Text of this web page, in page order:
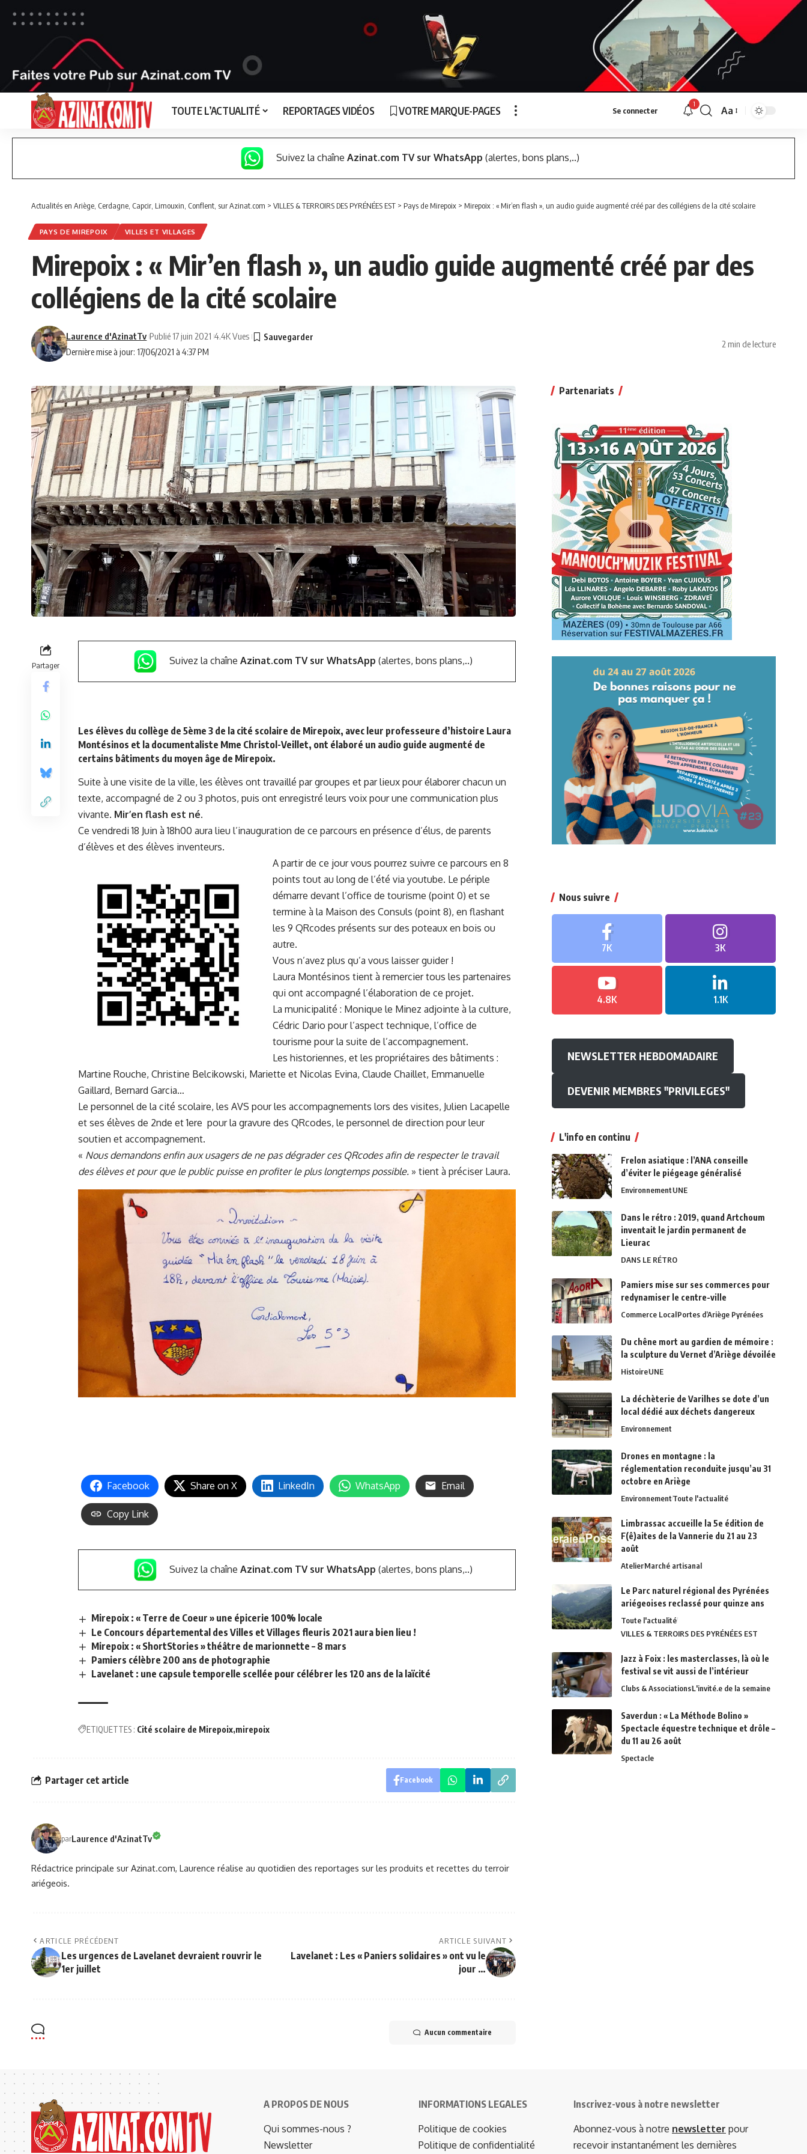
TOUTE L’ACTUALITÉ REPORTAGES VIDÉOS VOTRE MARQUE-PAGES Se connecter
1
Font
Aa
Suivez la chaîne Azinat.com TV sur WhatsApp (alertes, bons plans,..)
Actualités en Ariège, Cerdagne, Capcir, Limouxin, Conflent, sur Azinat.com > VILLES & TERROIRS DES PYRÉNÉES EST > Pays de Mirepoix > Mirepoix : « Mir’en flash », un audio guide augmenté créé par des collégiens de la cité scolaire
PAYS DE MIREPOIX VILLES ET VILLAGES
Mirepoix : « Mir’en flash », un audio guide augmenté créé par des
collégiens de la cité scolaire
Dernière mise à jour: 17/06/2021 à 4:37 PM
Laurence d'AzinatTv Publié 17 juin 2021 4.4K Vues
2 min de lecture
Partager Suivez la chaîne Azinat.com TV sur WhatsApp (alertes, bons plans,..)
Les élèves du collège de 5ème 3 de la cité scolaire de Mirepoix, avec leur professeure d’histoire Laura
Montésinos et la documentaliste Mme Christol-Veillet, ont élaboré un audio guide augmenté de
certains bâtiments du moyen âge de Mirepoix.
Suite à une visite de la ville, les élèves ont travaillé par groupes et par lieux pour élaborer chacun un
texte, accompagné de 2 ou 3 photos, puis ont enregistré leurs voix pour une communication plus
vivante. Mir’en flash est né.
Ce vendredi 18 Juin à 18h00 aura lieu l’inauguration de ce parcours en présence d’élus, de parents
d’élèves et des élèves inventeurs.
A partir de ce jour vous pourrez suivre ce parcours en 8
points tout au long de l’été via youtube. Le périple
démarre devant l’office de tourisme (point 0) et se
termine à la Maison des Consuls (point 8), en flashant
les 9 QRcodes présents sur des poteaux en bois ou
autre.
Vous n’avez plus qu’a vous laisser guider !
Laura Montésinos tient à remercier tous les partenaires
qui ont accompagné l’élaboration de ce projet.
La municipalité : Monique le Minez adjointe à la culture,
Cédric Dario pour l’aspect technique, l’office de
tourisme pour la suite de l’accompagnement.
Les historiennes, et les propriétaires des bâtiments :
Martine Rouche, Christine Belcikowski, Mariette et Nicolas Evina, Claude Chaillet, Emmanuelle
Gaillard, Bernard Garcia…
Le personnel de la cité scolaire, les AVS pour les accompagnements lors des visites, Julien Lacapelle
et ses élèves de 2nde et 1ere pour la gravure des QRcodes, le personnel de direction pour leur
soutien et accompagnement.
« Nous demandons enfin aux usagers de ne pas dégrader ces QRcodes afin de respecter le travail
des élèves et pour que le public puisse en profiter le plus longtemps possible. » tient à préciser Laura.
Facebook Share on X LinkedIn WhatsApp Email
Copy Link
Suivez la chaîne Azinat.com TV sur WhatsApp (alertes, bons plans,..)
Mirepoix : « Terre de Coeur » une épicerie 100% locale
Le Concours départemental des Villes et Villages fleuris 2021 aura bien lieu !
Mirepoix : « ShortStories » théâtre de marionnette – 8 mars
Pamiers célèbre 200 ans de photographie
Lavelanet : une capsule temporelle scellée pour célébrer les 120 ans de la laïcité
ETIQUETTES : Cité scolaire de Mirepoix mirepoix
Partager cet article Facebook
parLaurence d'AzinatTv
Rédactrice principale sur Azinat.com, Laurence réalise au quotidien des reportages sur les produits et recettes du terroir
ariégeois.
ARTICLE PRÉCÉDENT
Les urgences de Lavelanet devraient rouvrir le
1er juillet
ARTICLE SUIVANT
Lavelanet : Les « Paniers solidaires » ont vu le
jour …
Aucun commentaire
Partenariats
Nous suivre
7K 3K
4.8K 1.1K
NEWSLETTER HEBDOMADAIRE
DEVENIR MEMBRES "PRIVILEGES"
L'info en continu
Frelon asiatique : l’ANA conseille
d’éviter le piégeage généralisé
EnvironnementUNE
Dans le rétro : 2019, quand Artchoum
inventait le jardin permanent de
Lieurac
DANS LE RÉTRO
Pamiers mise sur ses commerces pour
redynamiser le centre-ville
Commerce LocalPortes d’Ariège Pyrénées
Du chêne mort au gardien de mémoire :
la sculpture du Vernet d’Ariège dévoilée
HistoireUNE
La déchèterie de Varilhes se dote d’un
local dédié aux déchets dangereux
Environnement
Drones en montagne : la
réglementation reconduite jusqu’au 31
octobre en Ariège
EnvironnementToute l'actualité
Limbrassac accueille la 5e édition de
F(ê)aites de la Vannerie du 21 au 23
août
AtelierMarché artisanal
Le Parc naturel régional des Pyrénées
ariégeoises reclassé pour quinze ans
Toute l'actualité
VILLES & TERROIRS DES PYRÉNÉES EST
Jazz à Foix : les masterclasses, là où le
festival se vit aussi de l’intérieur
Clubs & AssociationsL'invité.e de la semaine
Saverdun : « La Méthode Bolino »
Spectacle équestre technique et drôle –
du 11 au 26 août
Spectacle
A PROPOS DE NOUS
Qui sommes-nous ?
Newsletter
INFORMATIONS LEGALES
Politique de cookies
Politique de confidentialité
Inscrivez-vous à notre newsletter
Abonnez-vous à notre newsletter pour
recevoir instantanément les dernières